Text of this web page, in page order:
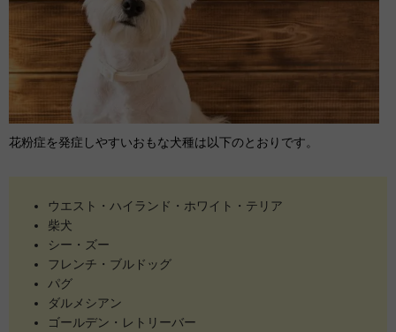
花粉症を発症しやすいおもな犬種は以下のとおりです。
ウエスト・ハイランド・ホワイト・テリア
柴犬
シー・ズー
フレンチ・ブルドッグ
パグ
ダルメシアン
ゴールデン・レトリーバー